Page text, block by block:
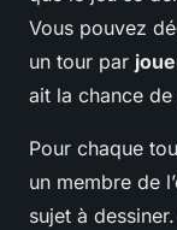
Vous pouvez
un tour par
ait la chance
Pour chaque
un membre de
sujet à